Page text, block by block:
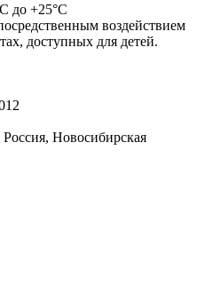
до +25°С
воздействием
доступных для детей.
Новосибирская